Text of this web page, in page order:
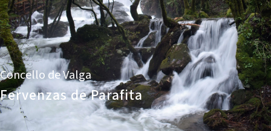
Concello de Valga
Fervenzas de Parafita